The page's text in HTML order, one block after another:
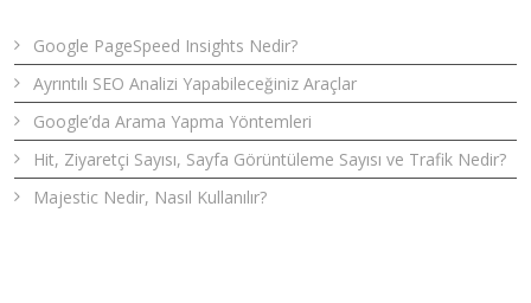
Google PageSpeed Insights Nedir?
Ayrıntılı SEO Analizi Yapabileceğiniz Araçlar
Google’da Arama Yapma Yöntemleri
Hit, Ziyaretçi Sayısı, Sayfa Görüntüleme Sayısı ve Trafik Nedir?
Majestic Nedir, Nasıl Kullanılır?